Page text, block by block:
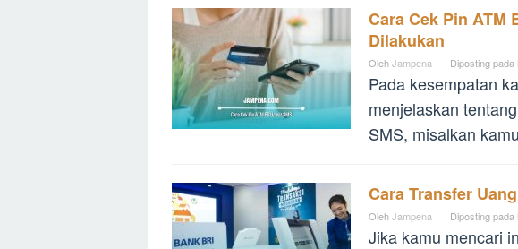
Cara Cek Pin ATM
Dilakukan
OlehJampena Diposting pada
Pada kesempatan
menjelaskan
SMS, misalkan
Cara Transfer
OlehJampena Diposting pada
Jika kamu mencari